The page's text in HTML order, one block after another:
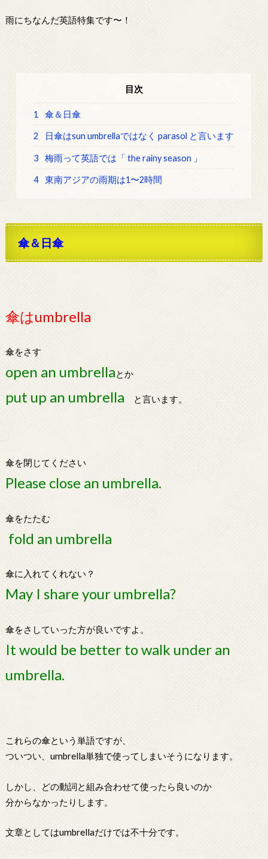
雨にちなんだ英語特集です〜！
目次
1 傘＆日傘
2 日傘はsun umbrellaではなく parasol と言います
3 梅雨って英語では「 the rainy season 」
4 東南アジアの雨期は1〜2時間
傘＆日傘
傘はumbrella
傘をさす
open an umbrellaとか
put up an umbrella と言います。
傘を閉じてください
Please close an umbrella.
傘をたたむ
fold an umbrella
傘に入れてくれない？
May I share your umbrella?
傘をさしていった方が良いですよ。
It would be better to walk under an
umbrella.
これらの傘という単語ですが、
ついつい、umbrella単独で使ってしまいそうになります。
しかし、どの動詞と組み合わせて使ったら良いのか
分からなかったりします。
文章としてはumbrellaだけでは不十分です。